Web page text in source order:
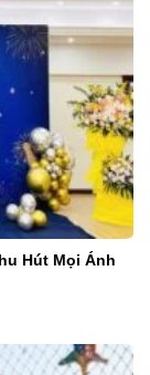
Hút Mọi Ánh